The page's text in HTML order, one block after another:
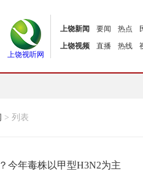
上饶视听网
上饶新闻 要闻 热点
上饶视频
直播 热线
> 列表
今年毒株以甲型H3N2为主